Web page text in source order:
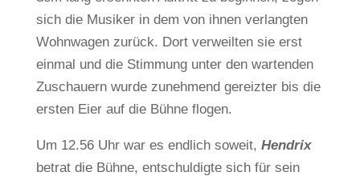
sich die Musiker in dem von ihnen verlangten
Wohnwagen zurück. Dort verweilten sie erst
einmal und die Stimmung unter den wartenden
Zuschauern wurde zunehmend gereizter bis die
ersten Eier auf die Bühne flogen.
Um 12.56 Uhr war es endlich soweit, Hendrix
betrat die Bühne, entschuldigte sich für sein